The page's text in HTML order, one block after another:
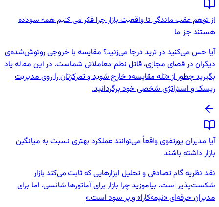
از توهم عقب ماندگی تا واقعیت بازار چرا فکر می کنیم همه سودده
هستند جز ما
آیا حس می‌کنید در ترید درجا می‌زنید؟ مقایسه با خروجی روتوش‌شده‌ی
دیگران در فضای مجازی، قاتل نظم معاملاتی شماست. در این مقاله یاد
بگیرید چطور از «تله مقایسه» خارج شوید و تمرکزتان را روی مدیریت
ریسک و استراتژی شخصی خود برگردانید.
آیا مدیران پورتفوی واقعاً می‌توانند عملکرد بهتری نسبت به میانگین
بازار داشته باشند
نقد نظریه گام تصادفی و تحلیل ابزارهایی که ثابت می‌کند بازار
شکست‌پذیر است. بیاموزید چرا بازار برای آماتورها شانسی، اما برای
مدیران حرفه‌ای «نیمه‌کارا» و پر سود است.»